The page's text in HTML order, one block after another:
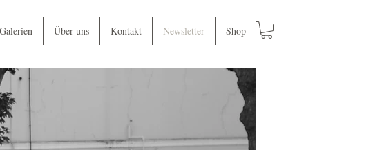
Galerien Über uns Kontakt Newsletter Shop